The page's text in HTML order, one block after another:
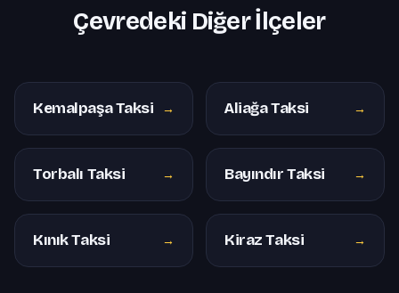
Çevredeki Diğer İlçeler
Kemalpaşa Taksi → Aliağa Taksi →
Torbalı Taksi → Bayındır Taksi →
Kınık Taksi → Kiraz Taksi →